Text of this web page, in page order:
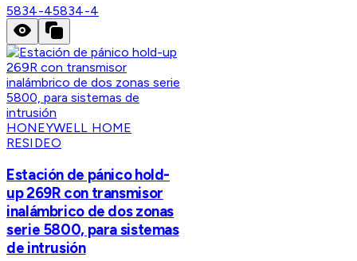
5834-45834-4
HONEYWELL HOME
RESIDEO
Estación de pánico hold-
up 269R con transmisor
inalámbrico de dos zonas
serie 5800, para sistemas
de intrusión